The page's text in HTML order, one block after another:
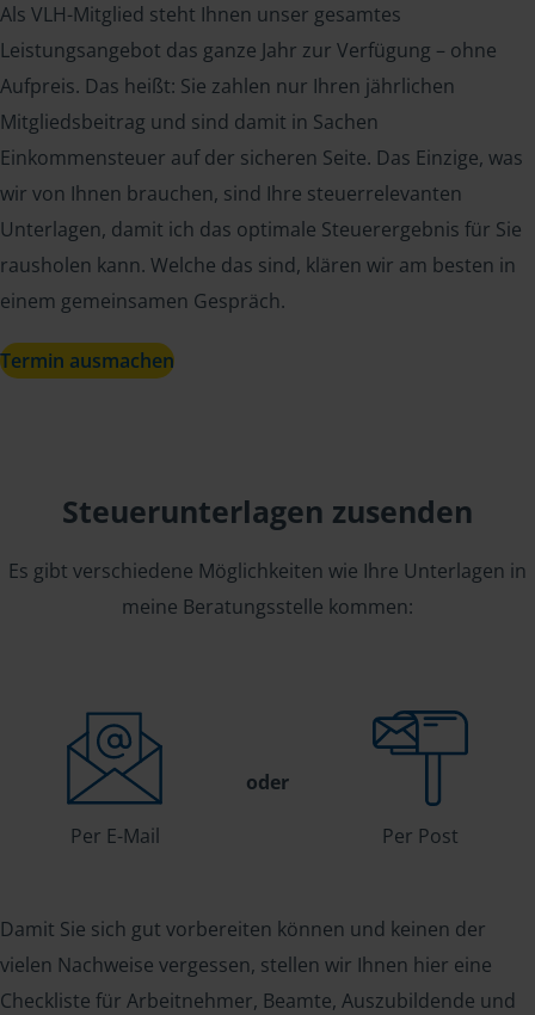
Als VLH-Mitglied steht Ihnen unser gesamtes
Leistungsangebot das ganze Jahr zur Verfügung – ohne
Aufpreis. Das heißt: Sie zahlen nur Ihren jährlichen
Mitgliedsbeitrag und sind damit in Sachen
Einkommensteuer auf der sicheren Seite. Das Einzige, was
wir von Ihnen brauchen, sind Ihre steuerrelevanten
Unterlagen, damit ich das optimale Steuerergebnis für Sie
rausholen kann. Welche das sind, klären wir am besten in
einem gemeinsamen Gespräch.
Termin ausmachen
Steuerunterlagen zusenden
Es gibt verschiedene Möglichkeiten wie Ihre Unterlagen in
meine Beratungsstelle kommen:
Per E-Mail
oder
Per Post
Damit Sie sich gut vorbereiten können und keinen der
vielen Nachweise vergessen, stellen wir Ihnen hier eine
Checkliste für Arbeitnehmer, Beamte, Auszubildende und